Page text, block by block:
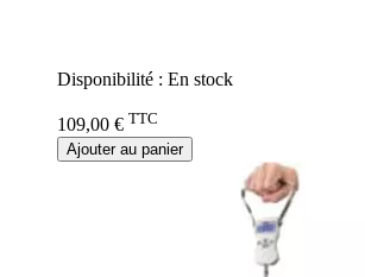
Disponibilité : En stock
109,00 € TTC
Ajouter au panier